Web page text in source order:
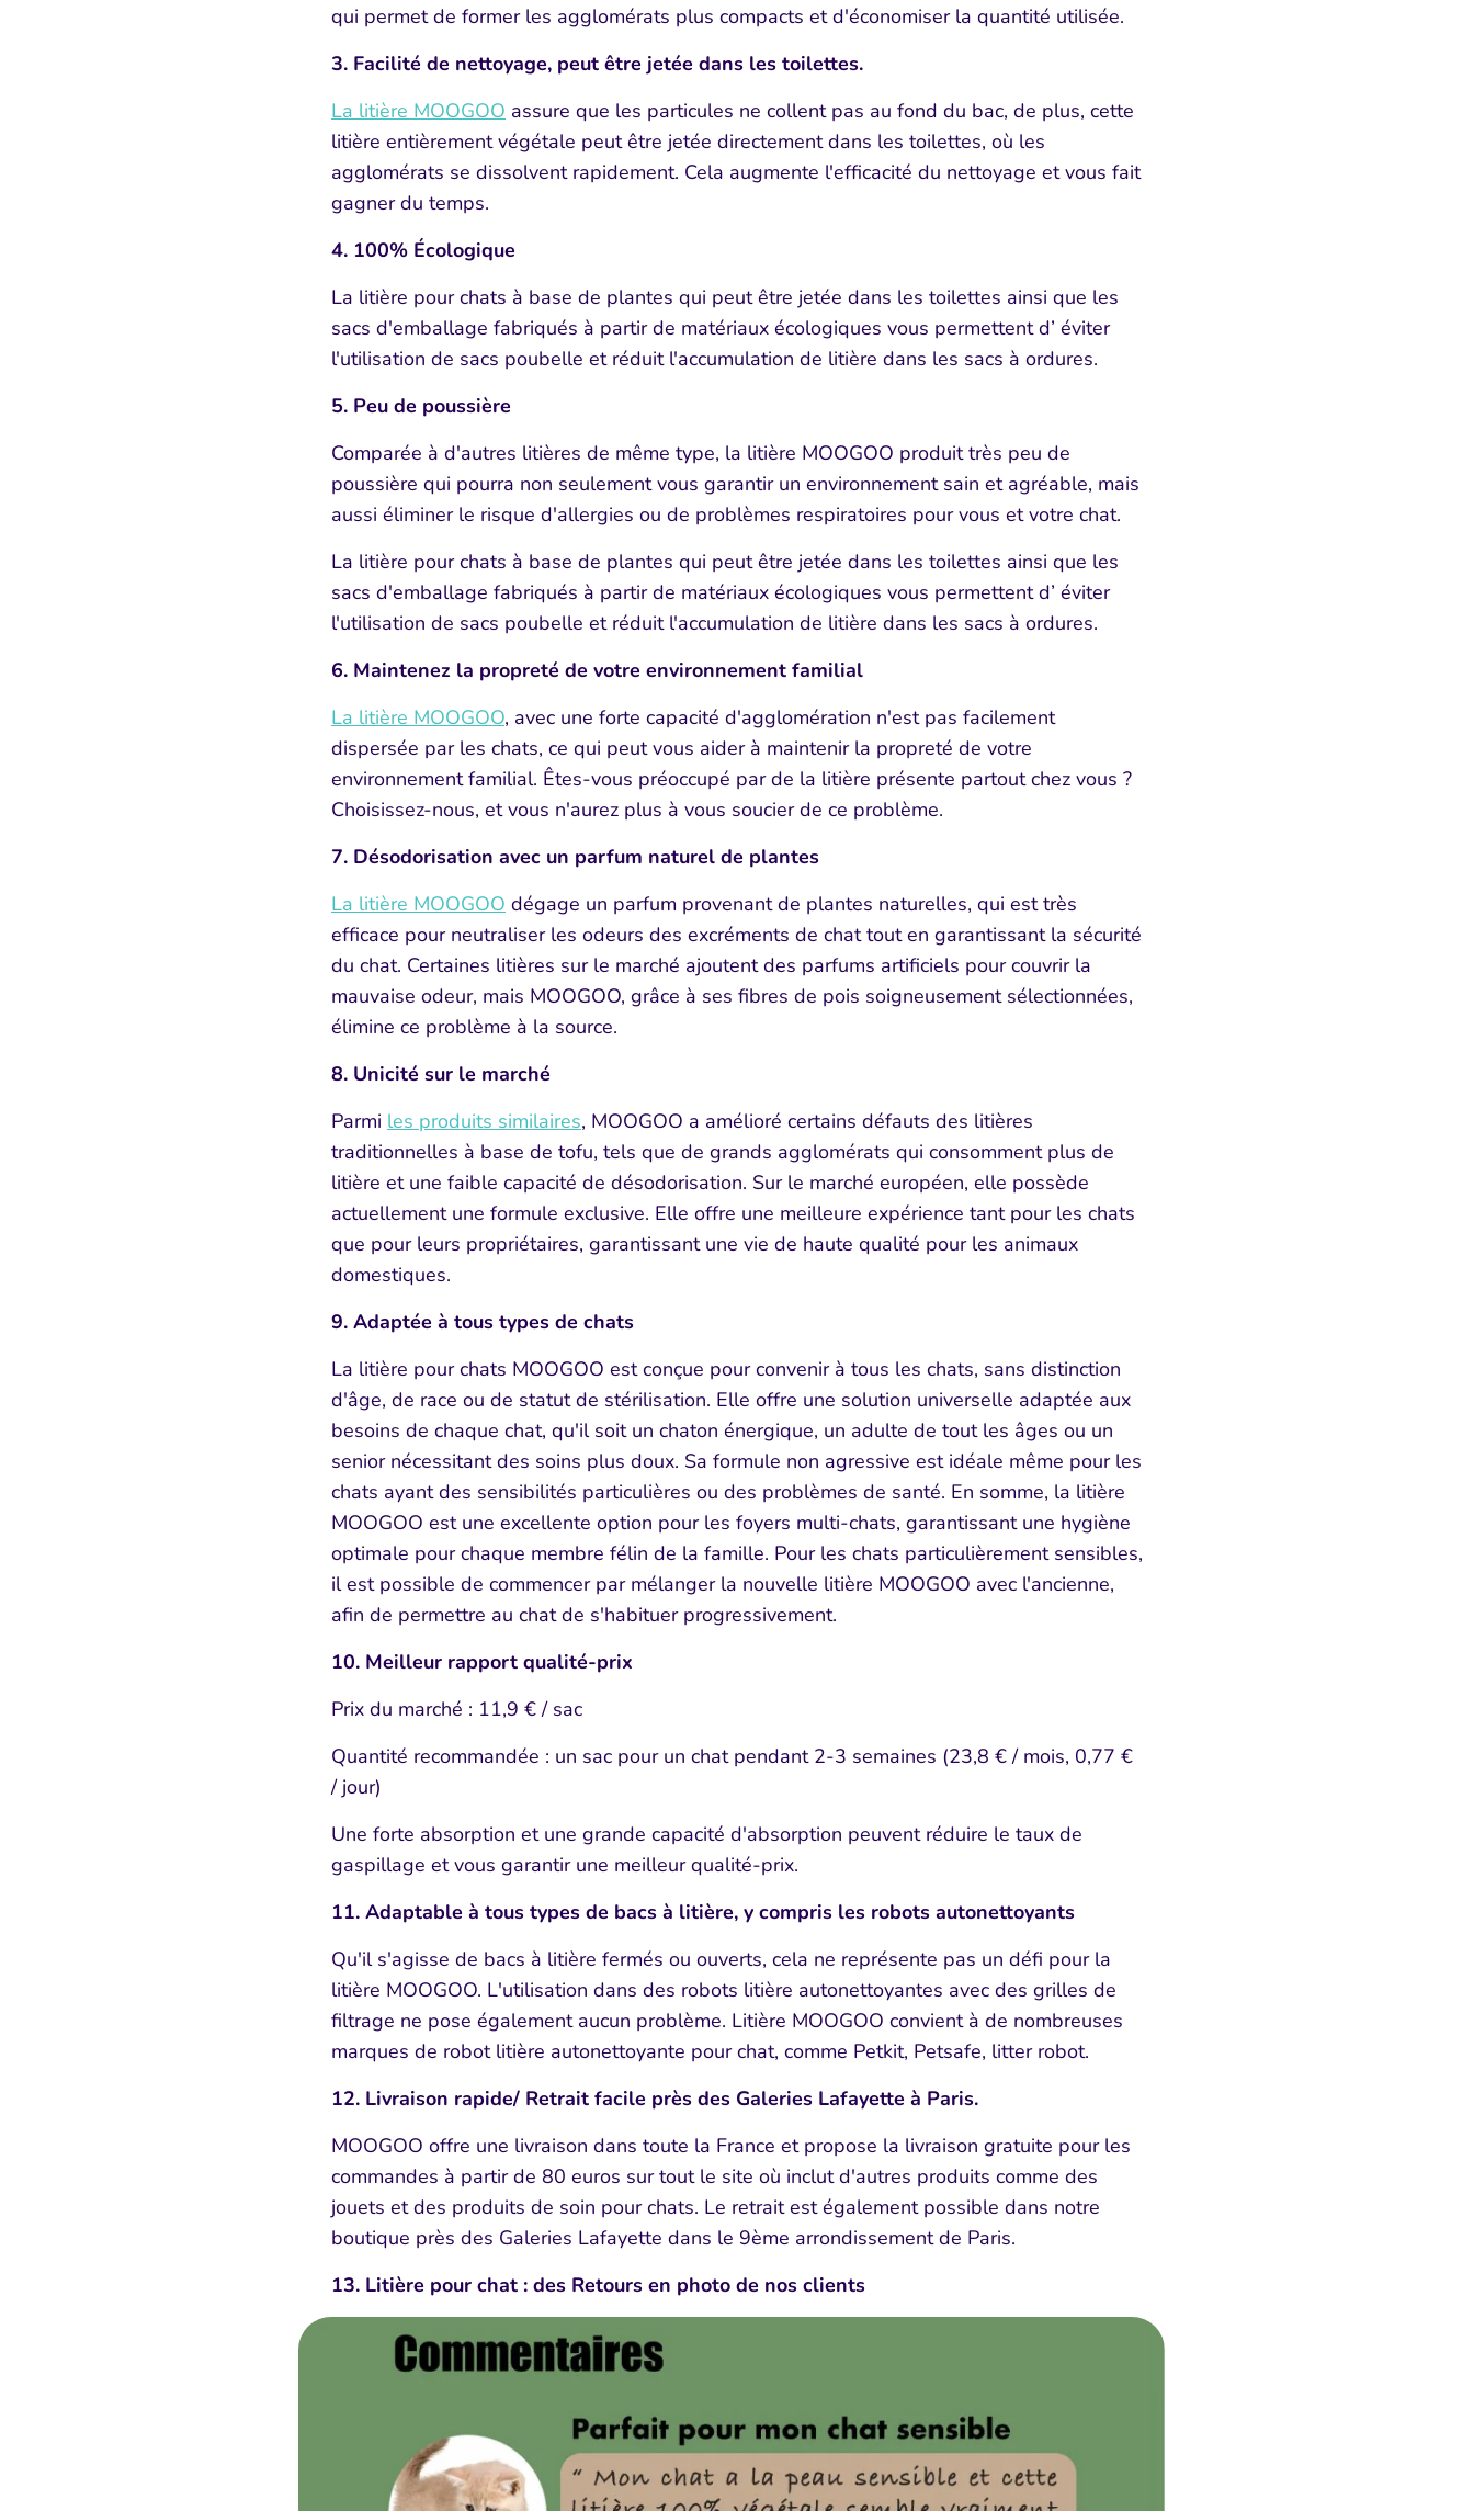
qui permet de former les agglomérats plus compacts et d'économiser la quantité utilisée.
3. Facilité de nettoyage, peut être jetée dans les toilettes.
La litière MOOGOO assure que les particules ne collent pas au fond du bac, de plus, cette
litière entièrement végétale peut être jetée directement dans les toilettes, où les
agglomérats se dissolvent rapidement. Cela augmente l'efficacité du nettoyage et vous fait
gagner du temps.
4. 100% Écologique
La litière pour chats à base de plantes qui peut être jetée dans les toilettes ainsi que les
sacs d'emballage fabriqués à partir de matériaux écologiques vous permettent d’ éviter
l'utilisation de sacs poubelle et réduit l'accumulation de litière dans les sacs à ordures.
5. Peu de poussière
Comparée à d'autres litières de même type, la litière MOOGOO produit très peu de
poussière qui pourra non seulement vous garantir un environnement sain et agréable, mais
aussi éliminer le risque d'allergies ou de problèmes respiratoires pour vous et votre chat.
La litière pour chats à base de plantes qui peut être jetée dans les toilettes ainsi que les
sacs d'emballage fabriqués à partir de matériaux écologiques vous permettent d’ éviter
l'utilisation de sacs poubelle et réduit l'accumulation de litière dans les sacs à ordures.
6. Maintenez la propreté de votre environnement familial
La litière MOOGOO, avec une forte capacité d'agglomération n'est pas facilement
dispersée par les chats, ce qui peut vous aider à maintenir la propreté de votre
environnement familial. Êtes-vous préoccupé par de la litière présente partout chez vous ?
Choisissez-nous, et vous n'aurez plus à vous soucier de ce problème.
7. Désodorisation avec un parfum naturel de plantes
La litière MOOGOO dégage un parfum provenantde plantes naturelles, qui est très
efficace pour neutraliser les odeurs des excréments de chat tout en garantissant la sécurité
du chat. Certaines litières sur le marché ajoutent des parfums artificiels pour couvrir la
mauvaise odeur, mais MOOGOO, grâce à ses fibres de pois soigneusement sélectionnées,
élimine ce problème à la source.
8. Unicité sur le marché
Parmi les produits similaires, MOOGOO a amélioré certains défauts des litières
traditionnelles à base de tofu, tels que de grands agglomérats qui consomment plus de
litière et une faible capacité de désodorisation. Sur le marché européen, elle possède
actuellement une formule exclusive. Elle offre une meilleure expérience tant pour les chats
que pour leurs propriétaires, garantissant une vie de haute qualité pour les animaux
domestiques.
9. Adaptée à tous types de chats
La litière pour chats MOOGOO est conçue pour convenir à tous les chats, sans distinction
d'âge, de race ou de statut de stérilisation. Elle offre une solution universelle adaptée aux
besoins de chaque chat, qu'il soit un chaton énergique, un adulte de tout les âges ou un
senior nécessitant des soins plus doux. Sa formule non agressive est idéale même pour les
chats ayant des sensibilités particulières ou des problèmes de santé. En somme, la litière
MOOGOO est une excellente option pour les foyers multi-chats, garantissant une hygiène
optimale pour chaque membre félin de la famille. Pour les chats particulièrement sensibles,
il est possible de commencer par mélanger la nouvelle litière MOOGOO avec l'ancienne,
afin de permettre au chat de s'habituer progressivement.
10. Meilleur rapport qualité-prix
Prix du marché : 11,9 € / sac
Quantité recommandée : un sac pour un chat pendant 2-3 semaines (23,8 € / mois, 0,77 €
/ jour)
Une forte absorption et une grande capacité d'absorption peuvent réduire le taux de
gaspillage et vous garantir une meilleur qualité-prix.
11. Adaptable à tous types de bacs à litière, y compris les robots autonettoyants
Qu'il s'agisse de bacs à litière fermés ou ouverts, cela ne représente pas un défi pour la
litière MOOGOO. L'utilisation dans des robots litière autonettoyantes avec des grilles de
filtrage ne pose également aucun problème. Litière MOOGOO convient à de nombreuses
marques de robot litière autonettoyante pour chat, comme Petkit, Petsafe, litter robot.
12. Livraison rapide/ Retrait facile près des Galeries Lafayette à Paris.
MOOGOO offre une livraison dans toute la France et propose la livraison gratuite pour les
commandes à partir de 80 euros sur tout le site où inclut d'autres produits comme des
jouets et des produits de soin pour chats. Le retrait est également possible dans notre
boutique près des Galeries Lafayette dans le 9ème arrondissement de Paris.
13. Litière pour chat : des Retours en photo de nos clients
Rejoignez-nous
Entrez votre email et obtenez -15%
sur votre premier achat
Soumettre